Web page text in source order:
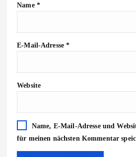
Name *
E-Mail-Adresse*
Website
Name, E-Mail-Adresse und
für meinen nächsten Kommentar